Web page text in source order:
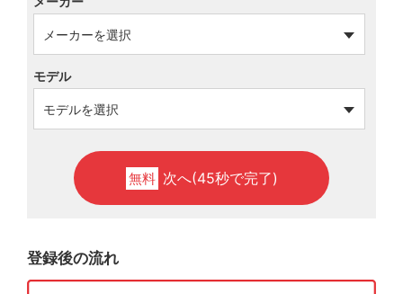
モデル
無料 次へ(45秒で完了)
登録後の流れ